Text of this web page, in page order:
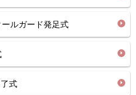
ルガード発足式
式